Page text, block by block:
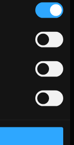
un
datu drošību?